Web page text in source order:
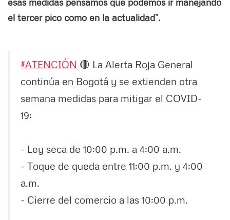
el tercer pico como en la actualidad”.
#ATENCIÓN 🔴 La Alerta Roja General
continúa en Bogotá y se extienden otra
semana medidas para mitigar el COVID-
19:
- Ley seca de 10:00 p.m. a 4:00 a.m.
- Toque de queda entre 11:00 p.m. y 4:00
a.m.
- Cierre del comercio a las 10:00 p.m.